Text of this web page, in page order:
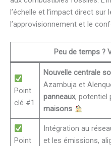
l’échelle et l’impact direct sur
l’approvisionnement et le
Peu de temps ?
Point
clé #1
Nouvelle centrale
Azambuja et
panneaux, potentiel
maisons
Point
Intégration au
et les émissions,